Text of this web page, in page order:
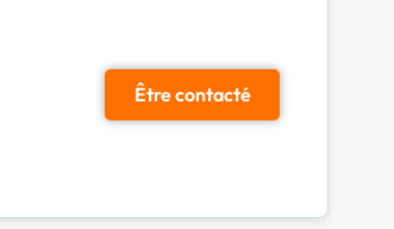
Être contacté